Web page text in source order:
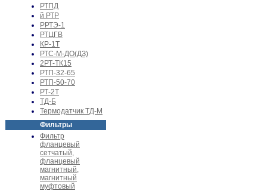
РТПД
й РТР
РРТЭ-1
РТЦГВ
КР-1Т
РТС-М-ДО(ДЗ)
2РТ-ТК15
РТП-32-65
РТП-50-70
РТ-2Т
ТД-Б
Термодатчик ТД-М
Фильтры
Фильтр
фланцевый
сетчатый,
фланцевый
магнитный,
магнитный
муфтовый